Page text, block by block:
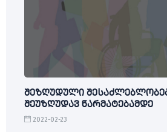
შეზღუდული
შეუზღუდავ წარმატებამდე
2022-02-23